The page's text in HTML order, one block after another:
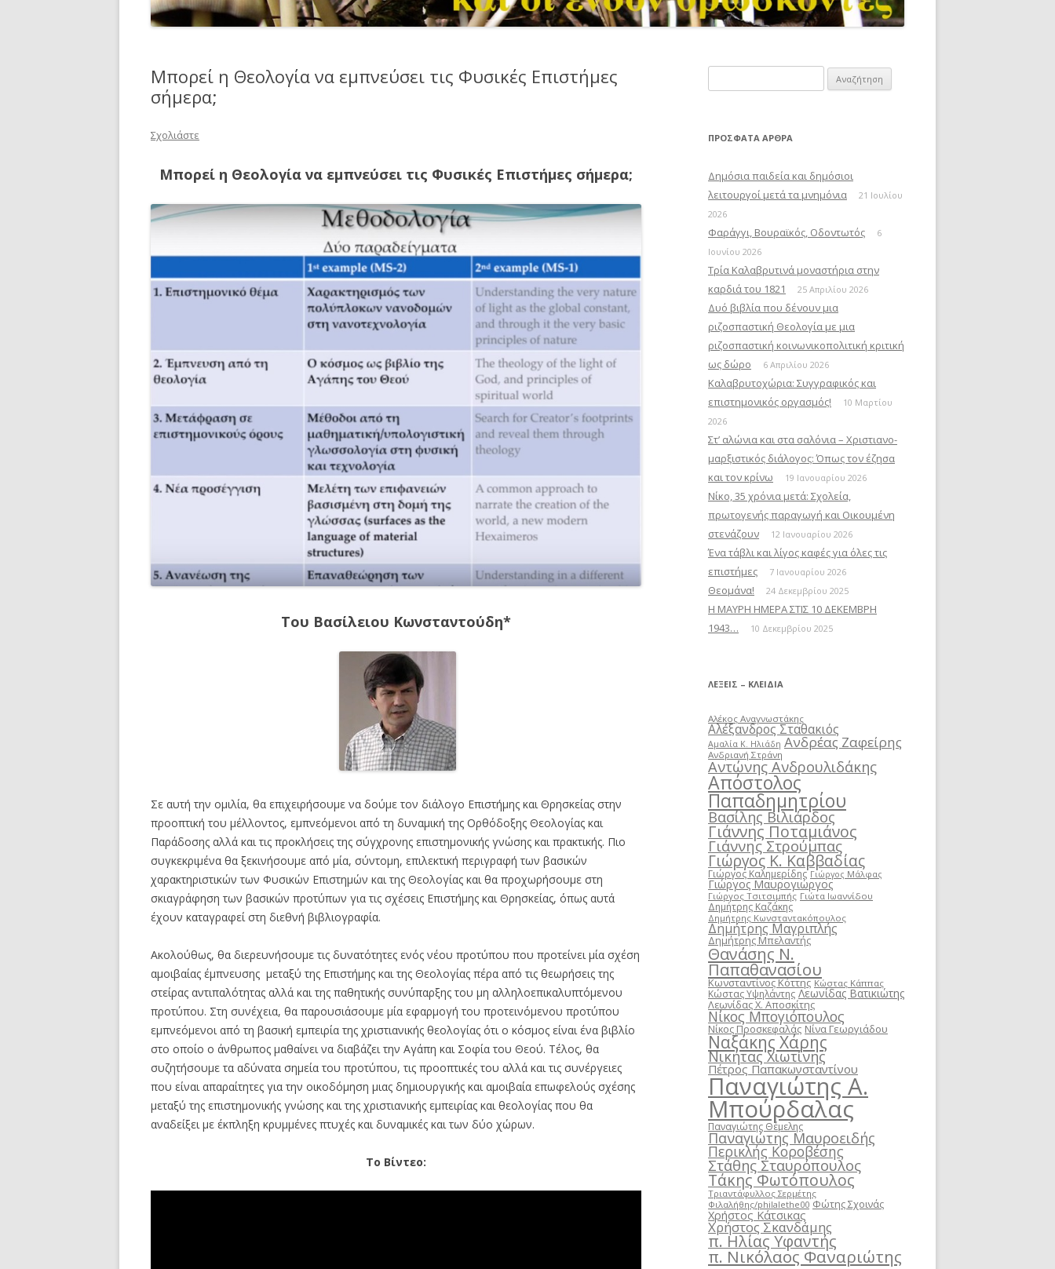
Μπορεί η Θεολογία να εμπνεύσει τις Φυσικές Επιστήμες
σήμερα;
Σχολιάστε
Μπορεί η Θεολογία να εμπνεύσει τις Φυσικές Επιστήμες σήμερα;
Του Βασίλειου Κωνσταντούδη*
Σε αυτή την ομιλία, θα επιχειρήσουμε να δούμε τον διάλογο Επιστήμης και Θρησκείας στην
προοπτική του μέλλοντος, εμπνεόμενοι από τη δυναμική της Ορθόδοξης Θεολογίας και
Παράδοσης αλλά και τις προκλήσεις της σύγχρονης επιστημονικής γνώσης και πρακτικής. Πιο
συγκεκριμένα θα ξεκινήσουμε από μία, σύντομη, επιλεκτική περιγραφή των βασικών
χαρακτηριστικών των Φυσικών Επιστημών και της Θεολογίας και θα προχωρήσουμε στη
σκιαγράφηση των βασικών προτύπων για τις σχέσεις Επιστήμης και Θρησκείας, όπως αυτά
έχουν καταγραφεί στη διεθνή βιβλιογραφία.
Ακολούθως, θα διερευνήσουμε τις δυνατότητες ενός νέου προτύπου που προτείνει μία σχέση
αμοιβαίας έμπνευσης μεταξύ της Επιστήμης και της Θεολογίας πέρα από τις θεωρήσεις της
στείρας αντιπαλότητας αλλά και της παθητικής συνύπαρξης του μη αλληλοεπικαλυπτόμενου
προτύπου. Στη συνέχεια, θα παρουσιάσουμε μία εφαρμογή του προτεινόμενου προτύπου
εμπνεόμενοι από τη βασική εμπειρία της χριστιανικής θεολογίας ότι ο κόσμος είναι ένα βιβλίο
στο οποίο ο άνθρωπος μαθαίνει να διαβάζει την Αγάπη και Σοφία του Θεού. Τέλος, θα
συζητήσουμε τα αδύνατα σημεία του προτύπου, τις προοπτικές του αλλά και τις συνέργειες
που είναι απαραίτητες για την οικοδόμηση μιας δημιουργικής και αμοιβαία επωφελούς σχέσης
μεταξύ της επιστημονικής γνώσης και της χριστιανικής εμπειρίας και θεολογίας που θα
αναδείξει με έκπληξη κρυμμένες πτυχές και δυναμικές και των δύο χώρων.
Το Βίντεο:
για:
ΠΡΌΣΦΑΤΑ ΆΡΘΡΑ
Δημόσια παιδεία και δημόσιοι
λειτουργοί μετά τα μνημόνια
21 Ιουλίου
2026
Φαράγγι, Βουραϊκός, Οδοντωτός
6
Ιουνίου 2026
Τρία Καλαβρυτινά μοναστήρια στην
καρδιά του 1821
25 Απριλίου 2026
Δυό βιβλία που δένουν μια
ριζοσπαστική Θεολογία με μια
ριζοσπαστική κοινωνικοπολιτική κριτική
ως δώρο
6 Απριλίου 2026
Καλαβρυτοχώρια: Συγγραφικός και
επιστημονικός οργασμός!
10 Μαρτίου
2026
Στ’ αλώνια και στα σαλόνια – Χριστιανο-
μαρξιστικός διάλογος: Όπως τον έζησα
και τον κρίνω
19 Ιανουαρίου 2026
Νίκο, 35 χρόνια μετά: Σχολεία,
πρωτογενής παραγωγή και Οικουμένη
στενάζουν
12 Ιανουαρίου 2026
Ένα τάβλι και λίγος καφές για όλες τις
επιστήμες
7 Ιανουαρίου 2026
Θεομάνα! 24 Δεκεμβρίου 2025
Η ΜΑΥΡΗ ΗΜΕΡΑ ΣΤΙΣ 10 ΔΕΚΕΜΒΡΗ
1943…
10 Δεκεμβρίου 2025
ΛΈΞΕΙΣ – ΚΛΕΙΔΙΆ
Αλέκος Αναγνωστάκης
Αλέξανδρος Σταθακιός
Αμαλία Κ. Ηλιάδη Ανδρέας Ζαφείρης
Ανδριανή Στράνη
Αντώνης Ανδρουλιδάκης
Απόστολος
Παπαδημητρίου
Βασίλης Βιλιάρδος
Γιάννης Ποταμιάνος
Γιάννης Στρούμπας
Γιώργος Κ. Καββαδίας
Γιώργος Καλημερίδης Γιώργος Μάλφας
Γιώργος Μαυρογιώργος
Γιώργος Τσιτσιμπής Γιώτα Ιωαννίδου
Δημήτρης Καζάκης
Δημήτρης Κωνσταντακόπουλος
Δημήτρης Μαγριπλής
Δημήτρης Μπελαντής
Θανάσης Ν.
Παπαθανασίου
Κωνσταντίνος Κόττης Κώστας Κάππας
Κώστας Υψηλάντης Λεωνίδας Βατικιώτης
Λεωνίδας Χ. Αποσκίτης
Νίκος Μπογιόπουλος
Νίκος Προσκεφαλάς Νίνα Γεωργιάδου
Ναξάκης Χάρης
Νικήτας Χιωτίνης
Πέτρος Παπακωνσταντίνου
Παναγιώτης Α.
Μπούρδαλας
Παναγιώτης Θέμελης
Παναγιώτης Μαυροειδής
Περικλής Κοροβέσης
Στάθης Σταυρόπουλος
Τάκης Φωτόπουλος
Τριαντάφυλλος Σερμέτης
Φιλαλήθης/philalethe00 Φώτης Σχοινάς
Χρήστος Κάτσικας
Χρήστος Σκανδάμης
π. Ηλίας Υφαντής
π. Νικόλαος Φαναριώτης